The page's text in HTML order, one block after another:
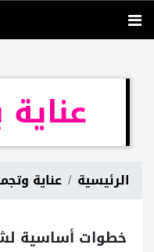
الرئيسية عناية
خطوات أساسية